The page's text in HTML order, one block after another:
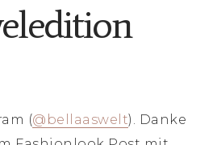
(@bellaaswelt). Danke